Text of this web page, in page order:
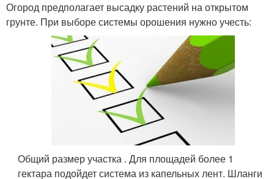
Огород предполагает высадку растений на открытом
грунте. При выборе системы орошения нужно учесть:
Общий размер участка . Для площадей более 1
гектара подойдет система из капельных лент. Шланги